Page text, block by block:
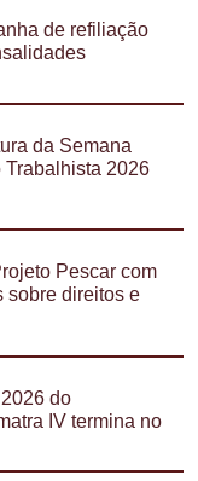
de refiliação
da Semana
2026
Pescar com
sobre direitos e
do
IV termina no